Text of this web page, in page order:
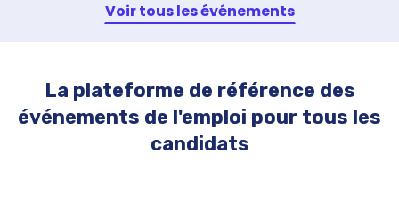
Voir tous les événements
La plateforme de référence des
événements de l'emploi pour tous les
candidats